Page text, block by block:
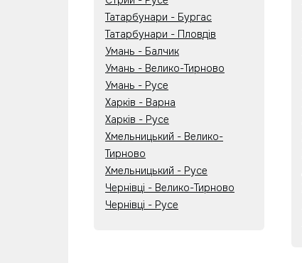
Татарбунари - Бургас
Татарбунари - Пловдів
Умань - Балчик
Умань - Велико-Тирново
Умань - Русе
Харків - Варна
Харків - Русе
Хмельницький - Велико-
Тирново
Хмельницький - Русе
Чернівці - Велико-Тирново
Чернівці - Русе